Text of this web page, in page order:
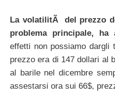
La volatilitÃ del prezzo
problema principale, ha
effetti non possiamo dargli
prezzo era di 147 dollari al
al barile nel dicembre
assestarsi ora sui 66$,